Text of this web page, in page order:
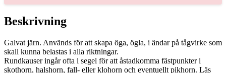
Beskrivning
Galvat järn. Används för att skapa öga, ögla, i ändar på tågvirke som
skall kunna belastas i alla riktningar.
Rundkauser ingår ofta i segel för att åstadkomma fästpunkter i
skothorn, halshorn, fall- eller klohorn och eventuellt pikhorn. Läs